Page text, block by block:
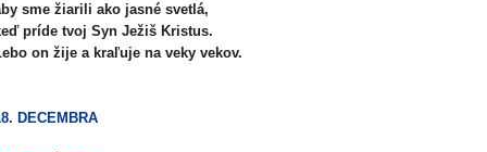
sme žiarili ako jasné svetlá,
príde tvoj Syn Ježiš Kristus.
on žije a kraľuje na veky vekov.
DECEMBRA